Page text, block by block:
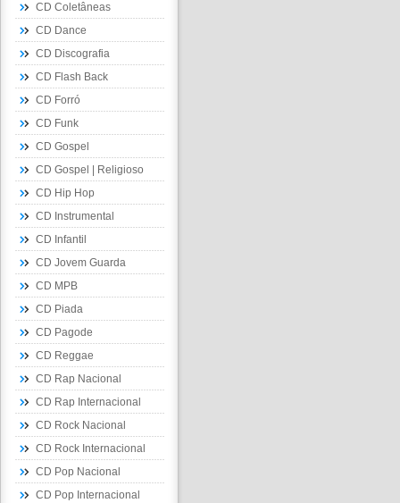
CD Coletâneas
CD Dance
CD Discografia
CD Flash Back
CD Forró
CD Funk
CD Gospel
CD Gospel | Religioso
CD Hip Hop
CD Instrumental
CD Infantil
CD Jovem Guarda
CD MPB
CD Piada
CD Pagode
CD Reggae
CD Rap Nacional
CD Rap Internacional
CD Rock Nacional
CD Rock Internacional
CD Pop Nacional
CD Pop Internacional